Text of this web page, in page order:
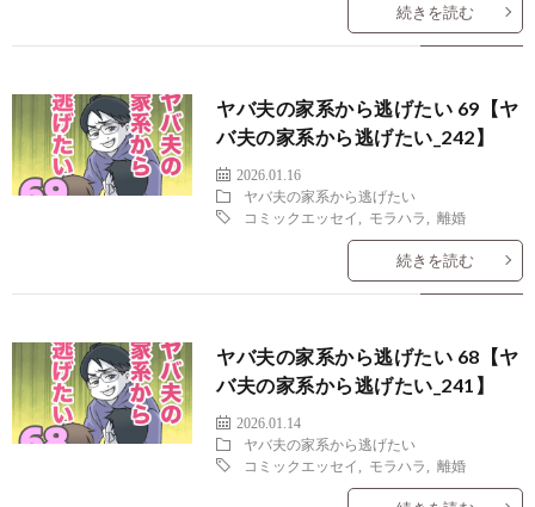
続きを読む
ヤバ夫の家系から逃げたい 69【ヤ
バ夫の家系から逃げたい_242】
2026.01.16
ヤバ夫の家系から逃げたい
コミックエッセイ
モラハラ ,離婚
続きを読む
ヤバ夫の家系から逃げたい 68【ヤ
バ夫の家系から逃げたい_241】
2026.01.14
ヤバ夫の家系から逃げたい
コミックエッセイ
モラハラ ,離婚